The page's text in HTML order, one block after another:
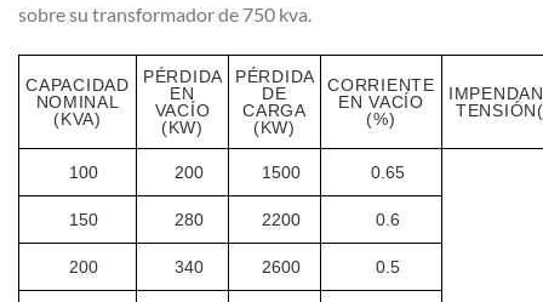
sobre su transformador de 750 kva.
CAPACIDAD
NOMINAL
(KVA)
PÉRDIDA
EN
VACÍO
(KW)
PÉRDIDA
DE
CARGA
(KW)
CORRIENTE
EN VACÍO
(%)
100 200 1500 0.65
150 280 2200 0.6
200 340 2600 0.5